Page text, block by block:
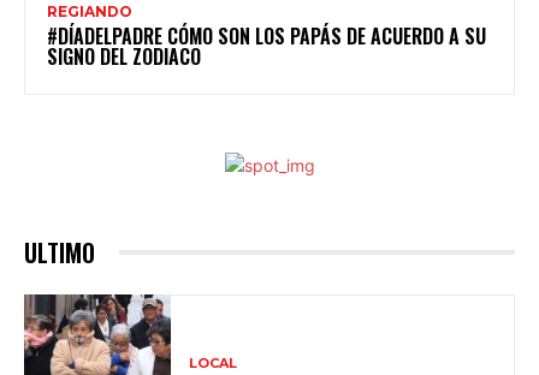
REGIANDO
#DÍADELPADRE CÓMO SON LOS PAPÁS DE ACUERDO A SU
SIGNO DEL ZODIACO
ULTIMO
LOCAL